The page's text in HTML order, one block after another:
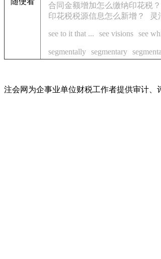
合同金额增加怎么缴纳印花税？
印花税税源信息怎么新增？
灵
see to it that ...
see visions see
segmentally segmentary
注会网为企事业单位财税工作者提供审计、